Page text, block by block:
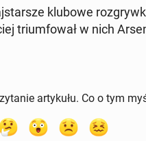
klubowe
trium­fo­wał w nich
artykułu. Co o tym